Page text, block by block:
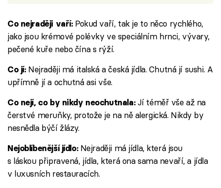
Co nejraději vaří: Pokud vaří, tak je to něco rychlého,
jako jsou krémové polévky ve speciálním hrnci, vývary,
pečené kuře nebo čína s rýží.
Co jí:Nejraději má italská a česká jídla. Chutná jí sushi. A
upřímně jí a ochutná asi vše.
Co nejí, co by nikdy neochutnala: Jí téměř vše až na
čerstvé meruňky, protože je na ně alergická. Nikdy by
nesnědla býčí žlázy.
Nejoblíbenější jídlo: Nejraději má jídla, která jsou
s láskou připravená, jídla, která ona sama nevaří, a jídla
v luxusních restauracích.